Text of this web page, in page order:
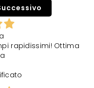
rapidissimi! Ottima